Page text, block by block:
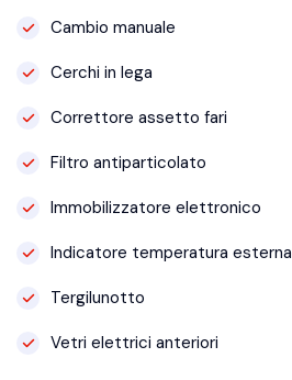
Cambio manuale
Cerchi in lega
Correttore assetto fari
Filtro antiparticolato
Immobilizzatore elettronico
Indicatore temperatura esterna
Tergilunotto
Vetri elettrici anteriori